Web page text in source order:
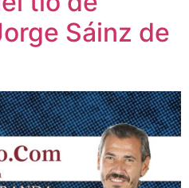
Sáinz de